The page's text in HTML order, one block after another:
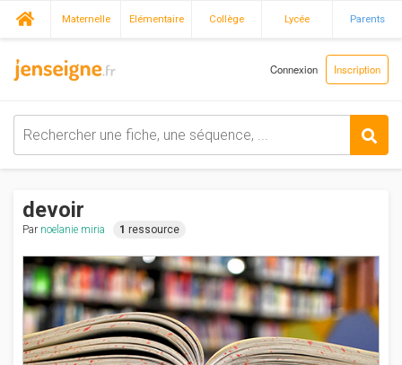
Maternelle Elémentaire Collège Lycée Parents
Connexion Inscription
devoir
Par noelanie miria 1 ressource